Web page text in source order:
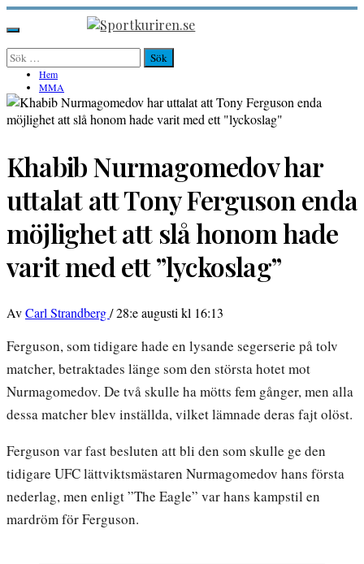
Hoppa
till
innehåll
Sportkuriren.se
Primär
meny
Sök
efter: Hem
MMA
Khabib Nurmagomedov har
uttalat att Tony Ferguson enda
möjlighet att slå honom hade
varit med ett ”lyckoslag”
AvCarl Strandberg/28:e augusti kl 16:13
Ferguson, som tidigare hade en lysande segerserie på tolv
matcher, betraktades länge som den största hotet mot
Nurmagomedov. De två skulle ha mötts fem gånger, men alla
dessa matcher blev inställda, vilket lämnade deras fajt olöst.
Ferguson var fast besluten att bli den som skulle ge den
tidigare UFC lättviktsmästaren Nurmagomedov hans första
nederlag, men enligt ”The Eagle” var hans kampstil en
mardröm för Ferguson.